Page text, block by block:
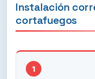
Instalación
cortafuegos
1